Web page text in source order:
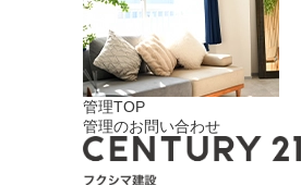
管理TOP
管理のお問い合わせ